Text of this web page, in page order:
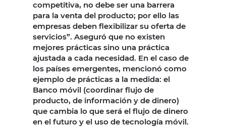
competitiva, no debe ser una barrera
para la venta del producto; por ello las
empresas deben flexibilizar su oferta de
servicios”. Aseguró que no existen
mejores prácticas sino una práctica
ajustada a cada necesidad. En el caso de
los países emergentes, mencionó como
ejemplo de prácticas a la medida: el
Banco móvil (coordinar flujo de
producto, de información y de dinero)
que cambia lo que será el flujo de dinero
en el futuro y el uso de tecnología móvil.